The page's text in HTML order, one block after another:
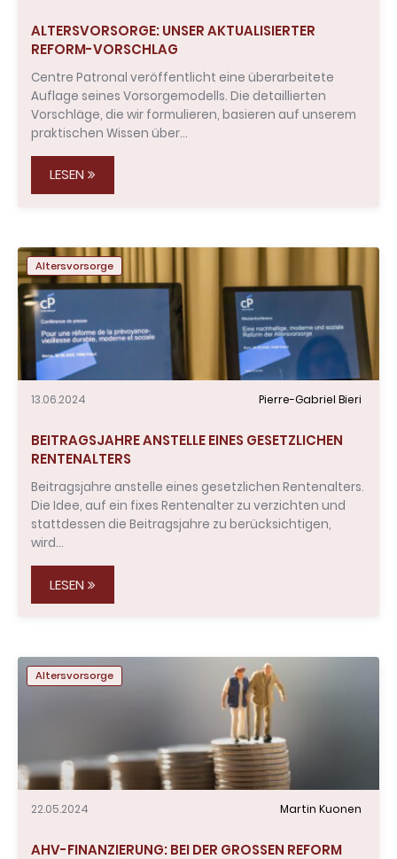
ALTERSVORSORGE: UNSER AKTUALISIERTER
REFORM-VORSCHLAG
Centre Patronal veröffentlicht eine überarbeitete
Auflage seines Vorsorgemodells. Die detaillierten
Vorschläge, die wir formulieren, basieren auf unserem
praktischen Wissen über…
LESEN
Altersvorsorge
13.06.2024 Pierre-Gabriel Bieri
BEITRAGSJAHRE ANSTELLE EINES GESETZLICHEN
RENTENALTERS
Beitragsjahre anstelle eines gesetzlichen Rentenalters.
Die Idee, auf ein fixes Rentenalter zu verzichten und
stattdessen die Beitragsjahre zu berücksichtigen,
wird…
LESEN
Altersvorsorge
22.05.2024 Martin Kuonen
AHV-FINANZIERUNG: BEI DER GROSSEN REFORM